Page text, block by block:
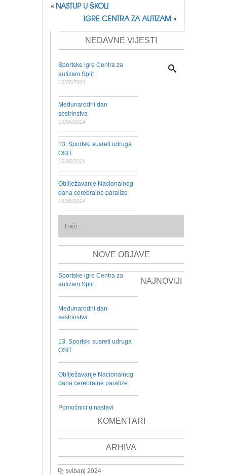
« NASTUP U ŠKOLI
IGRE CENTRA ZA AUTIZAM »
NEDAVNE VIJESTI
Sportske igre Centra za
autizam Split
16/05/2024
Međunarodni dan
sestrinstva
16/05/2024
13. Sportski susreti udruga
OSIT
16/05/2024
Obilježavanje Nacionalnog
dana cerebralne paralize
16/05/2024
NOVE OBJAVE
Sportske igre Centra za
autizam Split
Međunarodni dan
sestrinstva
13. Sportski susreti udruga
OSIT
Obilježavanje Nacionalnog
dana cerebralne paralize
Pomoćnici u nastavi
NAJNOVIJI
KOMENTARI
ARHIVA
svibanj 2024